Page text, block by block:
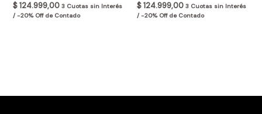
$124.999,00 3 Cuotas sin Interés
/ -20% Off de Contado
$124.999,00 3 Cuotas sin Interés
/ -20% Off de Contado